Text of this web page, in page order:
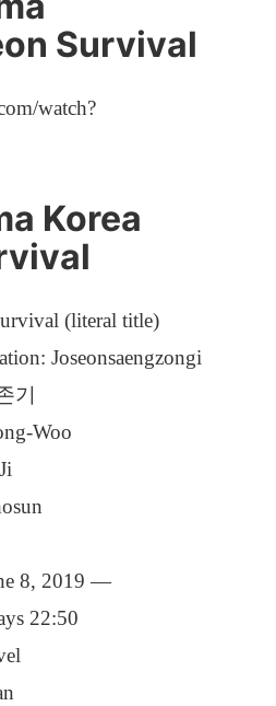
Survival
watch?
Korea
(literal title)
Joseonsaengzongi
기
Woo
8, 2019 —
22:50